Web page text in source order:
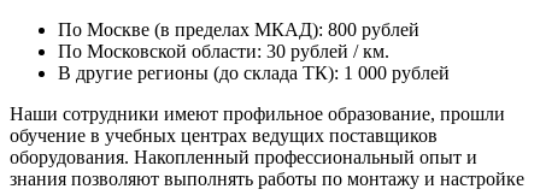
По Москве (в пределах МКАД): 800 рублей
По Московской области: 30 рублей / км.
В другие регионы (до склада ТК): 1 000 рублей
Наши сотрудники имеют профильное образование, прошли
обучение в учебных центрах ведущих поставщиков
оборудования. Накопленный профессиональный опыт и
знания позволяют выполнять работы по монтажу и настройке